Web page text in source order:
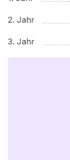
2. Jahr
3. Jahr